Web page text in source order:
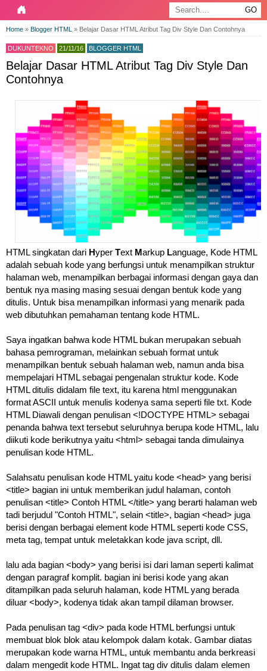
Home » Blogger HTML » Belajar Dasar HTML Atribut Tag Div Style Dan Contohnya
DUKUNTEKNO 21/11/16 BLOGGER HTML
Belajar Dasar HTML Atribut Tag Div Style Dan
Contohnya
HTML singkatan dari Hyper Text Markup Language, Kode HTML
adalah sebuah kode yang berfungsi untuk menampilkan struktur
halaman web, menampilkan berbagai informasi dengan gaya dan
bentuk nya masing masing sesuai dengan bentuk kode yang
ditulis. Untuk bisa menampilkan informasi yang menarik pada
web dibutuhkan pemahaman tentang kode HTML.
Saya ingatkan bahwa kode HTML bukan merupakan sebuah
bahasa pemrograman, melainkan sebuah format untuk
menampilkan bentuk sebuah halaman web, namun anda bisa
mempelajari HTML sebagai pengenalan struktur kode. Kode
HTML ditulis didalam file text, itu karena html menggunakan
format ASCII untuk menulis kodenya sama seperti file txt. Kode
HTML Diawali dengan penulisan <!DOCTYPE HTML> sebagai
penanda bahwa text tersebut seluruhnya berupa kode HTML, lalu
diikuti kode berikutnya yaitu <html> sebagai tanda dimulainya
penulisan kode HTML.
Salahsatu penulisan kode HTML yaitu kode <head> yang berisi
<title> bagian ini untuk memberikan judul halaman, contoh
penulisan <title> Contoh HTML </title> yang berarti halaman web
tadi berjudul "Contoh HTML", selain <title>, bagian <head> juga
berisi dengan berbagai element kode HTML seperti kode CSS,
meta tag, tempat untuk meletakkan kode java script, dll.
lalu ada bagian <body> yang berisi isi dari laman seperti kalimat
dengan paragraf komplit. bagian ini berisi kode yang akan
ditampilkan pada seluruh halaman, kode HTML yang berada
diluar <body>, kodenya tidak akan tampil dilaman browser.
Pada penulisan tag <div> pada kode HTML berfungsi untuk
membuat blok blok atau kelompok dalam kotak. Gambar diatas
merupakan kode warna HTML, untuk membantu anda berkreasi
dalam mengedit kode HTML. Ingat tag div ditulis dalam elemen